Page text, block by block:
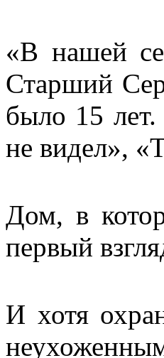
«В нашей
Старший
было 15
не видел»,
Дом, в
первый
И хотя